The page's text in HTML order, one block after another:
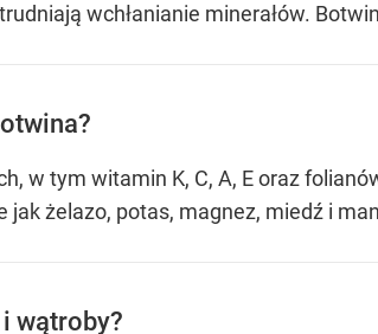
wchłanianie minerałów.
w tym witamin K, C, A, E oraz
jak żelazo, potas, magnez, miedź i
wątroby?